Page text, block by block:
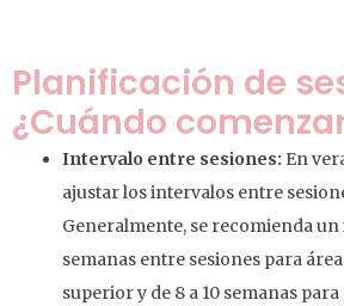
Planificación de
¿Cuándo
Intervalo entre sesiones: En
ajustar los intervalos entre
Generalmente, se recomienda un
semanas entre sesiones para
superior y de 8 a 10 semanas